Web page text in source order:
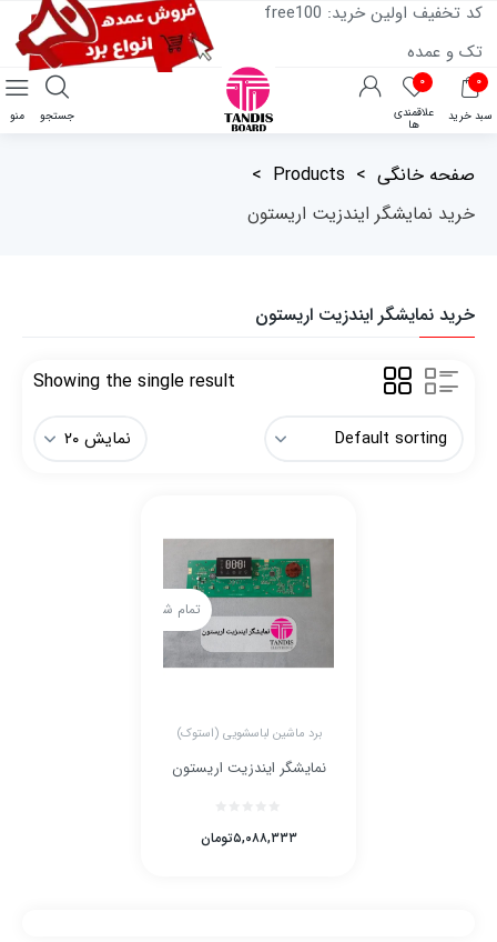
کد تخفیف اولین خرید: free100
تک و عمده
۰
سبد خرید
۰
علاقمندی
ها
منو جستجو
صفحه خانگی >
Products
>
خرید نمایشگر ایندزیت اریستون
خرید نمایشگر ایندزیت اریستون
Showing the single result
تمام شده
برد ماشین لباسشویی (استوک)
نمایشگر ایندزیت اریستون
تومان۵,۰۸۸,۳۳۳